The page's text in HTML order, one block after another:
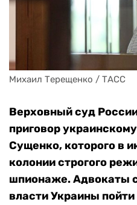
Михаил Терещенко / ТАСС
Верховный суд
приговор
Сущенко, которого в
колонии строгого
шпионаже. Адвокаты
власти Украины